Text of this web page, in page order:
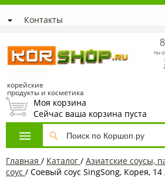
Контакты
корейские
продукты и косметика
пн-
Моя корзина
Сейчас ваша корзина пуста
Главная / Каталог / Азиатские соусы,
соус / Соевый соус SingSong, Корея, 14